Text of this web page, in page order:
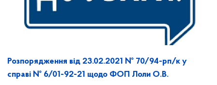
Розпорядження від 23.02.2021 № 70/94-рп/к у
справі № 6/01-92-21 щодо ФОП Лоли О.В.